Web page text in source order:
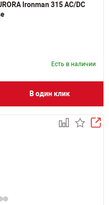
Ironman 315 AC/DC
Есть в наличии
В один клик